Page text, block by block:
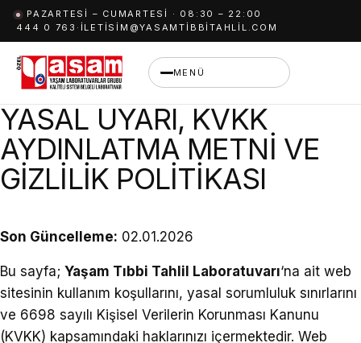
İçeriğe
geç
PAZARTESI – CUMARTESI · 08:30 – 22:00
444 0 763 · ILETISIM@YASAMTIBBITAHLIL.COM
MENÜ
YASAL UYARI, KVKK
AYDINLATMA METNİ VE
GİZLİLİK POLİTİKASI
Son Güncelleme: 02.01.2026
Bu sayfa; Yaşam Tıbbi Tahlil Laboratuvarı‘na ait web
sitesinin kullanım koşullarını, yasal sorumluluk sınırlarını
ve 6698 sayılı Kişisel Verilerin Korunması Kanunu
(KVKK) kapsamındaki haklarınızı içermektedir. Web